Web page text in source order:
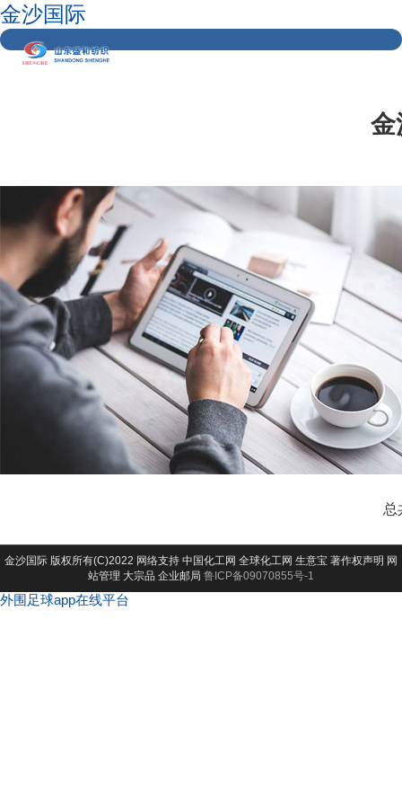
金沙国际
金
总
金沙国际 版权所有(C)2022 网络支持 中国化工网 全球化工网 生意宝 著作权声明 网
站管理 大宗品 企业邮局 鲁ICP备09070855号-1
外围足球app在线平台